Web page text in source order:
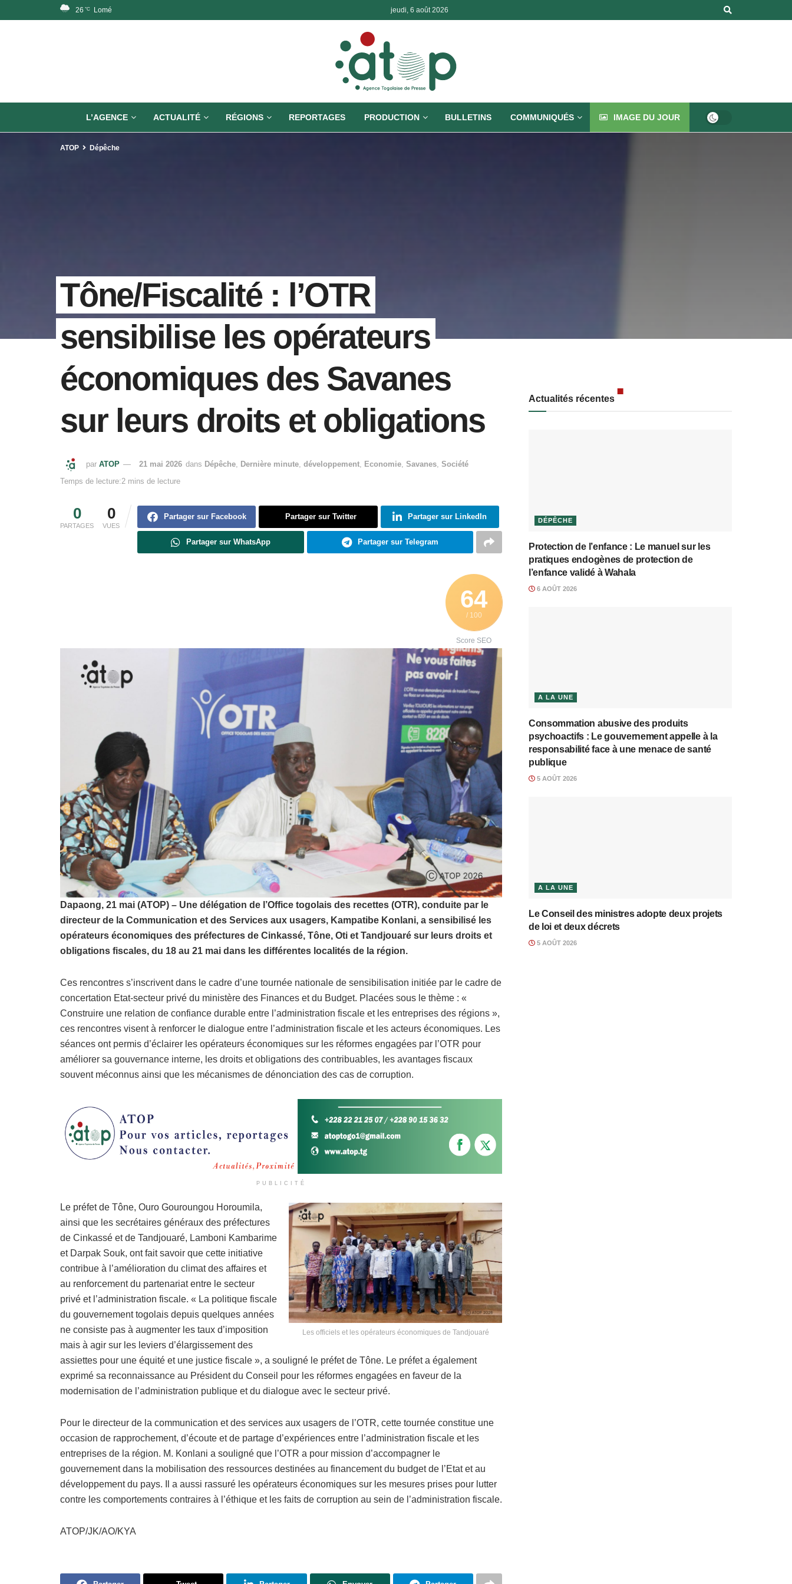
26 °C Lomé jeudi, 6 août 2026
L’AGENCE ACTUALITÉ RÉGIONS REPORTAGES PRODUCTION BULLETINS COMMUNIQUÉS IMAGE DU JOUR
ATOP Dépêche
Tône/Fiscalité : l’OTR
sensibilise les opérateurs
économiques des Savanes
sur leurs droits et obligations
par ATOP 21 mai 2026 dans Dépêche, Dernière minute, développement, Economie, Savanes, Société
Temps de lecture:2 mins de lecture
0
PARTAGES
0
VUES
Partager sur Facebook Partager sur Twitter Partager sur LinkedIn
Partager sur WhatsApp Partager sur Telegram
64
/ 100
Score SEO
Dapaong, 21 mai (ATOP) – Une délégation de l’Office togolais des recettes (OTR), conduite par le
directeur de la Communication et des Services aux usagers, Kampatibe Konlani, a sensibilisé les
opérateurs économiques des préfectures de Cinkassé, Tône, Oti et Tandjouaré sur leurs droits et
obligations fiscales, du 18 au 21 mai dans les différentes localités de la région.
Ces rencontres s’inscrivent dans le cadre d’une tournée nationale de sensibilisation initiée par le cadre de
concertation Etat-secteur privé du ministère des Finances et du Budget. Placées sous le thème : «
Construire une relation de confiance durable entre l’administration fiscale et les entreprises des régions »,
ces rencontres visent à renforcer le dialogue entre l’administration fiscale et les acteurs économiques. Les
séances ont permis d’éclairer les opérateurs économiques sur les réformes engagées par l’OTR pour
améliorer sa gouvernance interne, les droits et obligations des contribuables, les avantages fiscaux
souvent méconnus ainsi que les mécanismes de dénonciation des cas de corruption.
PUBLICITÉ
Les officiels et les opérateurs économiques de Tandjouaré
Le préfet de Tône, Ouro Gouroungou Horoumila,
ainsi que les secrétaires généraux des préfectures
de Cinkassé et de Tandjouaré, Lamboni Kambarime
et Darpak Souk, ont fait savoir que cette initiative
contribue à l’amélioration du climat des affaires et
au renforcement du partenariat entre le secteur
privé et l’administration fiscale. « La politique fiscale
du gouvernement togolais depuis quelques années
ne consiste pas à augmenter les taux d’imposition
mais à agir sur les leviers d’élargissement des
assiettes pour une équité et une justice fiscale », a souligné le préfet de Tône. Le préfet a également
exprimé sa reconnaissance au Président du Conseil pour les réformes engagées en faveur de la
modernisation de l’administration publique et du dialogue avec le secteur privé.
Pour le directeur de la communication et des services aux usagers de l’OTR, cette tournée constitue une
occasion de rapprochement, d’écoute et de partage d’expériences entre l’administration fiscale et les
entreprises de la région. M. Konlani a souligné que l’OTR a pour mission d’accompagner le
gouvernement dans la mobilisation des ressources destinées au financement du budget de l’Etat et au
développement du pays. Il a aussi rassuré les opérateurs économiques sur les mesures prises pour lutter
contre les comportements contraires à l’éthique et les faits de corruption au sein de l’administration fiscale.
ATOP/JK/AO/KYA
Actualités récentes
DÉPÊCHE
Protection de l’enfance : Le manuel sur les
pratiques endogènes de protection de
l’enfance validé à Wahala
6 AOÛT 2026
A LA UNE
Consommation abusive des produits
psychoactifs : Le gouvernement appelle à la
responsabilité face à une menace de santé
publique
5 AOÛT 2026
A LA UNE
Le Conseil des ministres adopte deux projets
de loi et deux décrets
5 AOÛT 2026